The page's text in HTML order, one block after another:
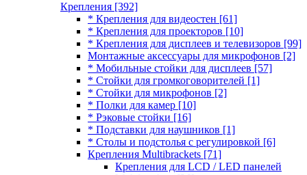
Крепления [392]
* Крепления для видеостен [61]
* Крепления для проекторов [10]
* Крепления для дисплеев и телевизоров [99]
Монтажные аксессуары для микрофонов [2]
* Мобильные стойки для дисплеев [57]
* Стойки для громкоговорителей [1]
* Стойки для микрофонов [2]
* Полки для камер [10]
* Рэковые стойки [16]
* Подставки для наушников [1]
* Столы и подстолья с регулировкой [6]
Крепления Multibrackets [71]
Крепления для LCD / LED панелей